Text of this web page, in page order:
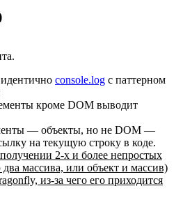
console.log с паттерном
кроме DOM выводит
— объекты, но не DOM —
на текущую строку в коде.
2-х и более непростых
массива, или объект и массив)
из-за чего его приходится